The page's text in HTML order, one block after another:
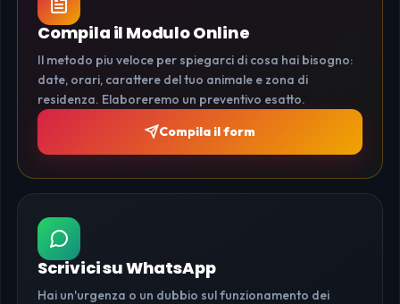
Compila il Modulo Online
Il metodo piu veloce per spiegarci di cosa hai bisogno:
date, orari, carattere del tuo animale e zona di
residenza. Elaboreremo un preventivo esatto.
Compila il form
Scrivici su WhatsApp
Hai un'urgenza o un dubbio sul funzionamento dei